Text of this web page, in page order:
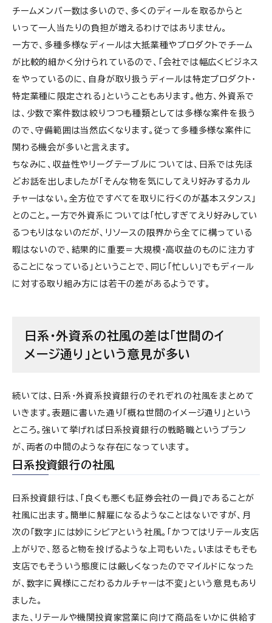
チームメンバー数は多いので、多くのディールを取るからと
いって一人当たりの負担が増えるわけではありません。
一方で、多種多様なディールは大抵業種やプロダクトでチーム
が比較的細かく分けられているので、「会社では幅広くビジネス
をやっているのに、自身が取り扱うディールは特定プロダクト・
特定業種に限定される」ということもあります。他方、外資系で
は、少数で案件数は絞りつつも種類としては多様な案件を扱う
ので、守備範囲は当然広くなります。従って多種多様な案件に
関わる機会が多いと言えます。
ちなみに、収益性やリーグテーブルについては、日系では先ほ
どお話を出しましたが「そんな物を気にしてえり好みするカル
チャーはない。全方位ですべてを取りに行くのが基本スタンス」
とのこと。一方で外資系については「忙しすぎてえり好みしてい
るつもりはないのだが、リソースの限界から全てに構っている
暇はないので、結果的に重要＝大規模・高収益のものに注力す
ることになっている」ということで、同じ「忙しい」でもディール
に対する取り組み方には若干の差があるようです。
日系・外資系の社風の差は「世間のイ
メージ通り」という意見が多い
続いては、日系・外資系投資銀行のそれぞれの社風をまとめて
いきます。表題に書いた通り「概ね世間のイメージ通り」という
ところ。強いて挙げれば日系投資銀行の戦略職というプラン
が、両者の中間のような存在になっています。
日系投資銀行の社風
日系投資銀行は、「良くも悪くも証券会社の一員」であることが
社風に出ます。簡単に解雇になるようなことはないですが、月
次の「数字」には妙にシビアという社風。「かつてはリテール支店
上がりで、怒ると物を投げるような上司もいた。いまはそもそも
支店でもそういう態度には厳しくなったのでマイルドになった
が、数字に異様にこだわるカルチャーは不変」という意見もあり
ました。
また、リテールや機関投資家営業に向けて商品をいかに供給す